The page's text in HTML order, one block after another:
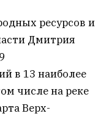
ресурсов и
Дмитрия
в 13 наиболее
числе на реке
Верх-